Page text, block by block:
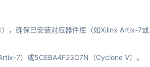
，确保已安装对应器件库（如Xilinx Artix-7或
7）或5CEBA4F23C7N（Cyclone V）。